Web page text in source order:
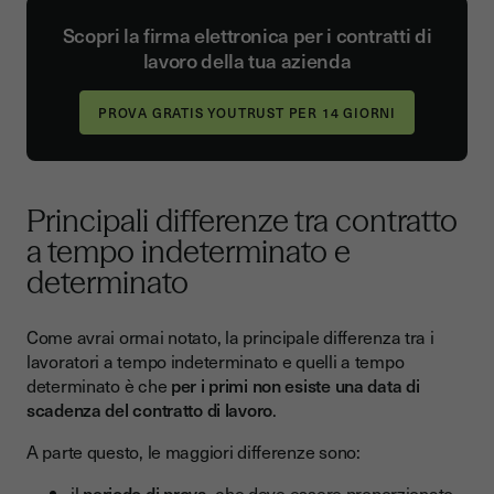
Scopri la firma elettronica per i contratti di
lavoro della tua azienda
Principali differenze tra contratto
a tempo indeterminato e
determinato
Come avrai ormai notato, la principale differenza tra i
lavoratori a tempo indeterminato e quelli a tempo
determinato è che per i primi non esiste una data di
scadenza del contratto di lavoro.
A parte questo, le maggiori differenze sono: